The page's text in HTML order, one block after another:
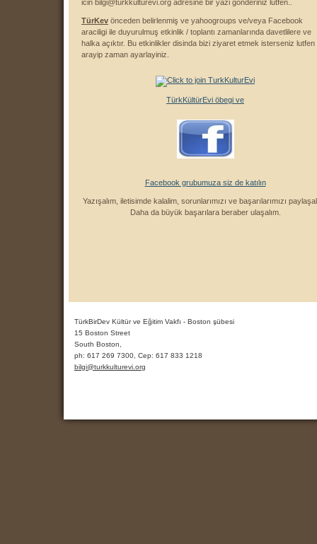
icin bilgi@turkkulturevi.org adresine bir yazi gonderiniz lutfen..
TürKev önceden belirlenmiş ve yahoogroups ve/veya Facebook
araciligi ile duyurulmuş etkinlik / toplantı zamanlarında davetlilere ve
halka açıktır. Bu etkinlikler disinda bizi ziyaret etmek isterseniz lutfen
arayip zaman ayarlayiniz.
TürkKültürEvi öbegi ve
Facebook grubumuza siz de katılın
Yazışalım, iletisimde kalalim, sorunlarımızı ve başarılarımızı
Daha da büyük başarılara beraber ulaşalım.
TürkBirDev Kültür ve Eğitim Vakfı - Boston şübesi
15 Boston Street
South Boston,
ph: 617 269 7300, Cep: 617 833 1218
bilgi@turkkulturevi .org